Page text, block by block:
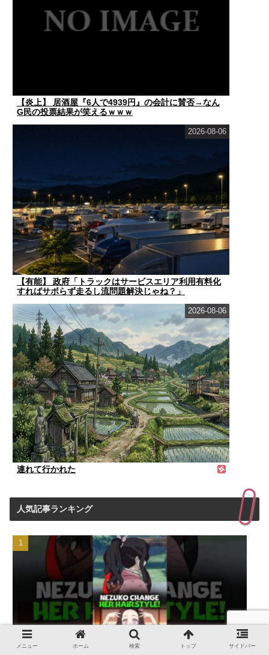
【炎上】 居酒屋『6人で4939円』の会計に賛否→なん
G民の投票結果が笑えるｗｗｗ
【有能】 政府「トラックはサービスエリア利用有料化
すればサボらず走るし流問題解決じゃね？」
2026-08-06
連れて行かれた
2026-08-06
人気記事ランキング
メニュー ホーム 検索 トップ サイドバー